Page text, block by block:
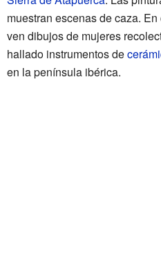
muestran escenas de caza.
ven dibujos de mujeres
hallado instrumentos de
en la península ibérica.